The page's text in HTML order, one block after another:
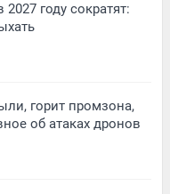
году сократят:
горит промзона,
об атаках дронов